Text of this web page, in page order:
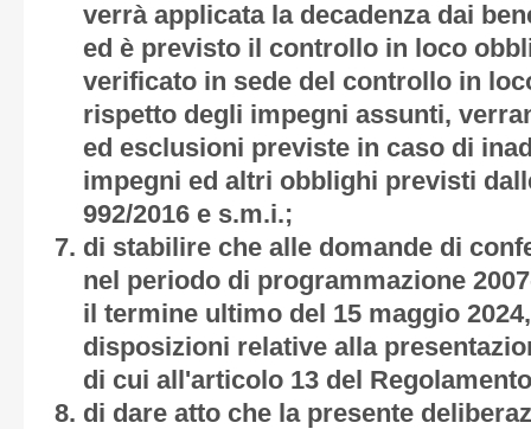
verrà applicata la decadenza dai
ed è previsto il controllo in loco
verificato in sede del controllo in
rispetto degli impegni assunti,
ed esclusioni previste in caso di
impegni ed altri obblighi previsti
992/2016 e s.m.i.;
di stabilire che alle domande di
nel periodo di programmazione
il termine ultimo del 15 maggio
disposizioni relative alla
di cui all'articolo 13 del
di dare atto che la presente